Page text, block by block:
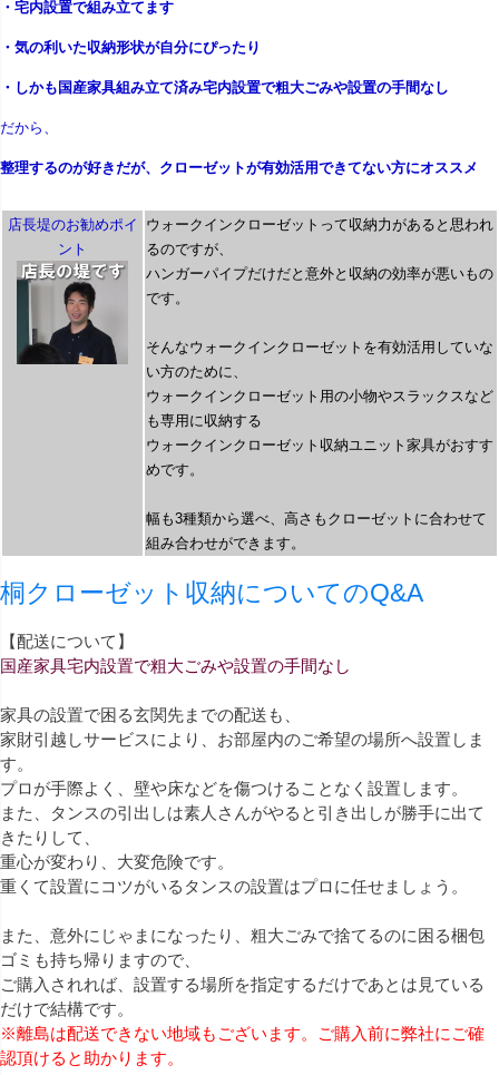
・宅内設置で組み立てます
・気の利いた収納形状が自分にぴったり
・しかも国産家具組み立て済み宅内設置で粗大ごみや設置の手間なし
だから、
整理するのが好きだが、クローゼットが有効活用できてない方にオススメ
店長堤のお勧めポイ
ント
ウォークインクローゼットって収納力があると思われ
るのですが、
ハンガーパイプだけだと意外と収納の効率が悪いもの
です。
そんなウォークインクローゼットを有効活用していな
い方のために、
ウォークインクローゼット用の小物やスラックスなど
も専用に収納する
ウォークインクローゼット収納ユニット家具がおすす
めです。
幅も3種類から選べ、高さもクローゼットに合わせて
組み合わせができます。
桐クローゼット収納についてのQ&A
【配送について】
国産家具宅内設置で粗大ごみや設置の手間なし
家具の設置で困る玄関先までの配送も、
家財引越しサービスにより、お部屋内のご希望の場所へ設置しま
す。
プロが手際よく、壁や床などを傷つけることなく設置します。
また、タンスの引出しは素人さんがやると引き出しが勝手に出て
きたりして、
重心が変わり、大変危険です。
重くて設置にコツがいるタンスの設置はプロに任せましょう。
また、意外にじゃまになったり、粗大ごみで捨てるのに困る梱包
ゴミも持ち帰りますので、
ご購入されれば、設置する場所を指定するだけであとは見ている
だけで結構です。
※離島は配送できない地域もございます。ご購入前に弊社にご確
認頂けると助かります。